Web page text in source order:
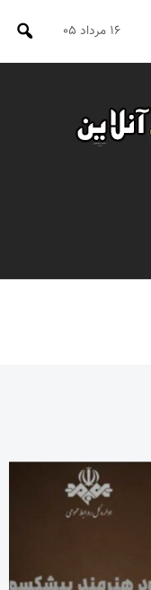
۱۶ مرداد ۰۵